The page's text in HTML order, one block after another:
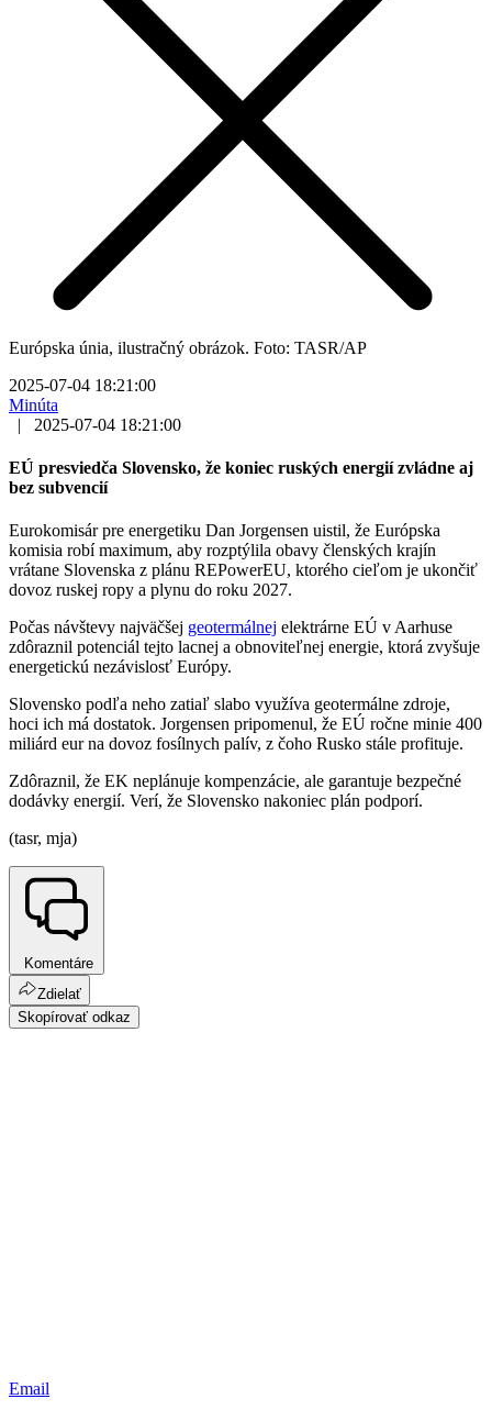
Európska únia, ilustračný obrázok. Foto: TASR/AP
2025-07-04 18:21:00
Minúta
|
2025-07-04 18:21:00
EÚ presviedča Slovensko, že koniec ruských energií zvládne aj
bez subvencií
Eurokomisár pre energetiku Dan Jorgensen uistil, že Európska
komisia robí maximum, aby rozptýlila obavy členských krajín
vrátane Slovenska z plánu REPowerEU, ktorého cieľom je ukončiť
dovoz ruskej ropy a plynu do roku 2027.
Počas návštevy najväčšej geotermálnej elektrárne EÚ v Aarhuse
zdôraznil potenciál tejto lacnej a obnoviteľnej energie, ktorá zvyšuje
energetickú nezávislosť Európy.
Slovensko podľa neho zatiaľ slabo využíva geotermálne zdroje,
hoci ich má dostatok. Jorgensen pripomenul, že EÚ ročne minie 400
miliárd eur na dovoz fosílnych palív, z čoho Rusko stále profituje.
Zdôraznil, že EK neplánuje kompenzácie, ale garantuje bezpečné
dodávky energií. Verí, že Slovensko nakoniec plán podporí.
(tasr, mja)
Komentáre
Zdielať
Skopírovať odkaz
Email